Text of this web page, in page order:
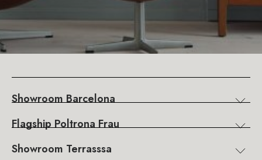
Showroom Barcelona
Flagship Poltrona Frau
Showroom Terrasssa